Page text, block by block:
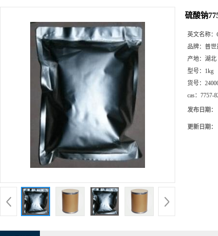
硫酸钠
英文名称：
品牌： 普世
产地： 湖北
型号： 1kg
货号：
cas： 7757-
发布日期：
更新日期：